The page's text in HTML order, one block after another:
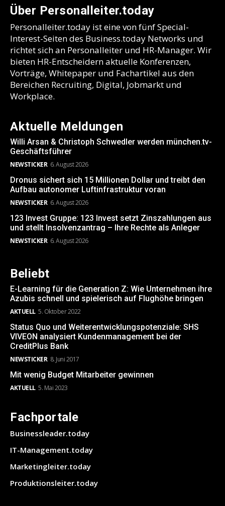
Über Personalleiter.today
Personalleiter.today ist eine von fünf Special-
Interest-Seiten des Business.today Networks und
richtet sich an Personalleiter und HR-Manager. Wir
bieten HR-Entscheidern aktuelle Konferenzen,
Vorträge, Whitepaper und Fachartikel aus den
Bereichen Recruiting, Digital, Jobmarkt und
Workplace.
Aktuelle Meldungen
Willi Arsan & Christoph Schwedler werden münchen.tv-
Geschäftsführer
NEWSTICKER 6. August 2026
Dronus sichert sich 15 Millionen Dollar und treibt den
Aufbau autonomer Luftinfrastruktur voran
NEWSTICKER 6. August 2026
123 Invest Gruppe: 123 Invest setzt Zinszahlungen aus
und stellt Insolvenzantrag – Ihre Rechte als Anleger
NEWSTICKER 6. August 2026
Beliebt
E-Learning für die Generation Z: Wie Unternehmen ihre
Azubis schnell und spielerisch auf Flughöhe bringen
AKTUELL 5. Oktober 2022
Status Quo und Weiterentwicklungspotenziale: SHS
VIVEON analysiert Kundenmanagement bei der
CreditPlus Bank
NEWSTICKER 8. Juni 2017
Mit wenig Budget Mitarbeiter gewinnen
AKTUELL 5. Mai 2023
Fachportale
Businessleader.today
IT-Management.today
Marketingleiter.today
Produktionsleiter.today